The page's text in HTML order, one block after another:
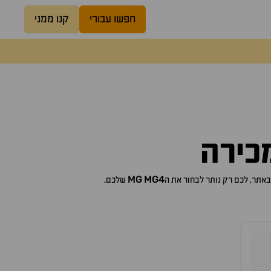
חפשו עבורי קנו ממני
MG MG4 שלכם.